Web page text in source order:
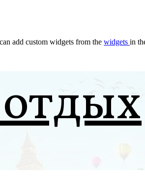
add custom widgets from the widgets in